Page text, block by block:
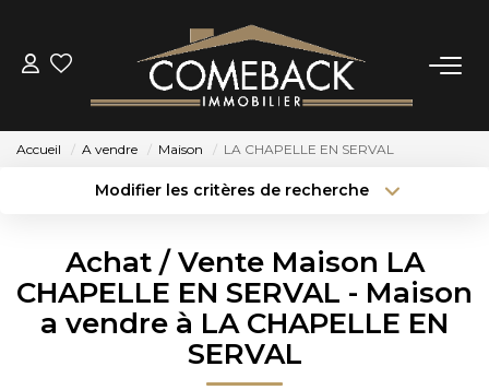
ACHETER
NOTRE AGENCE
BIENS VENDUS
Accueil A vendre Maison LA CHAPELLE EN SERVAL
Modifier les critères de recherche
Sélectionnez...
Type de bien
Surface min
Budget max Plus de critères
Achat / Vente Maison LA
CHAPELLE EN SERVAL - Maison
a vendre à LA CHAPELLE EN
SERVAL